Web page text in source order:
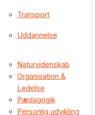
Transport
Uddannelse
Naturvidenskab
Organisation &
Ledelse
Pædagogik
Personlig udvikling